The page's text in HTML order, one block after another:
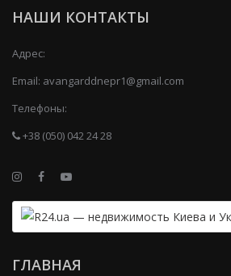
НАШИ КОНТАКТЫ
Адрес:
Email: avangarddnepr1@gmail.com
Телефоны:
+38 (050) 042 24 28
ГЛАВНАЯ